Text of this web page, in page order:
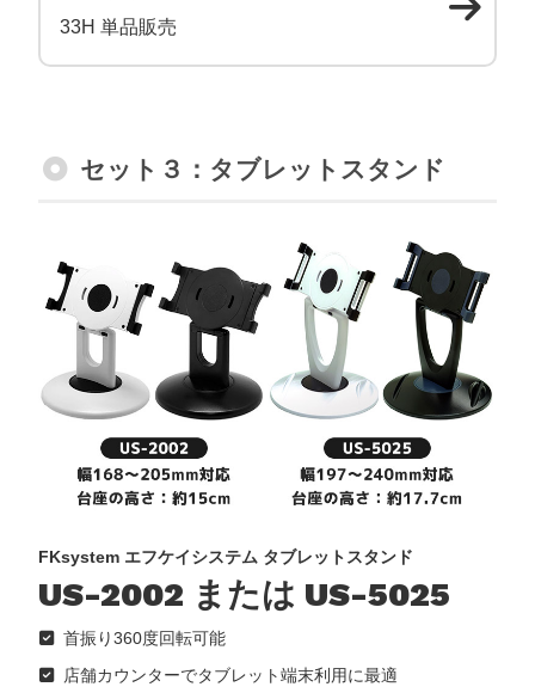
33H 単品販売
セット３：タブレットスタンド
FKsystem エフケイシステム タブレットスタンド
US-2002 または US-5025
首振り360度回転可能
店舗カウンターでタブレット端末利用に最適